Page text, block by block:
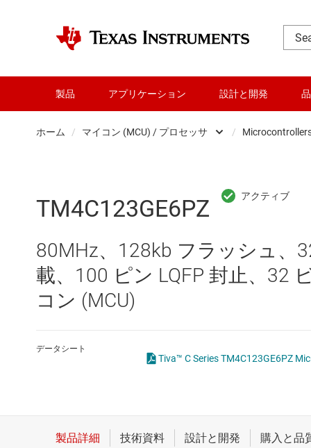
製品 アプリケーション 設計と開発
ホーム / マイコン (MCU) / プロセッサ
RF とマイクロ波
インターフェイス
オーディオ、ハプティクス、および
/
TM4C123GE6PZ
80MHz、128kb フラッシュ、
載、100 ピン LQFP 封止、32
コン (MCU)
データシート
Tiva™ C Series TM4C123GE6PZ